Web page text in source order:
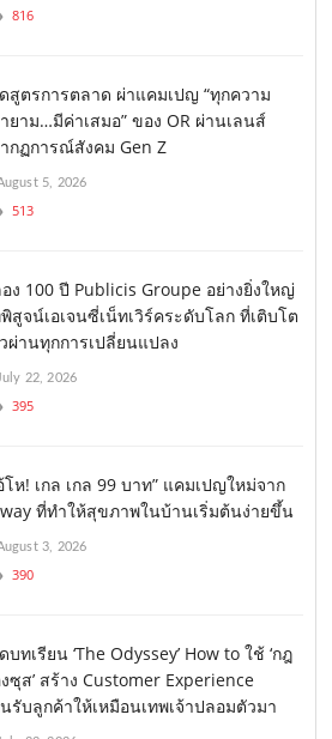
816
สูตรการตลาด ผ่าแคมเปญ “ทุกความ
ยาม…มีค่าเสมอ” ของ OR ผ่านเลนส์
กฏการณ์สังคม Gen Z
5, 2026
513
ง 100 ปี Publicis Groupe อย่างยิ่งใหญ่
สูจน์เอเจนซี่เน็ทเวิร์คระดับโลก ที่เติบโต
ผ่านทุกการเปลี่ยนแปลง
22, 2026
395
โห! เกล เกล 99 บาท” แคมเปญใหม่จาก
ที่ทำให้สุขภาพในบ้านเริ่มต้นง่ายขึ้น
3, 2026
390
บทเรียน ‘The Odyssey’ How to ใช้ ‘กฎ
ซุส’ สร้าง Customer Experience
รับลูกค้าให้เหมือนเทพเจ้าปลอมตัวมา